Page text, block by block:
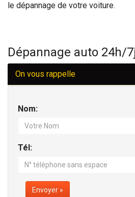
le dépannage de votre voiture.
Dépannage auto 24h/
On vous rappelle
Nom:
Tél:
Envoyer »